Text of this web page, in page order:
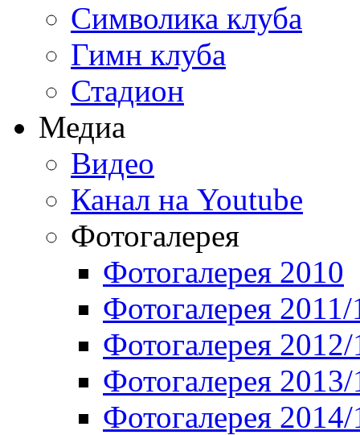
Символика клуба
Гимн клуба
Стадион
Медиа
Видео
Канал на Youtube
Фотогалерея
Фотогалерея 2010
Фотогалерея 2011/
Фотогалерея
Фотогалерея
Фотогалерея